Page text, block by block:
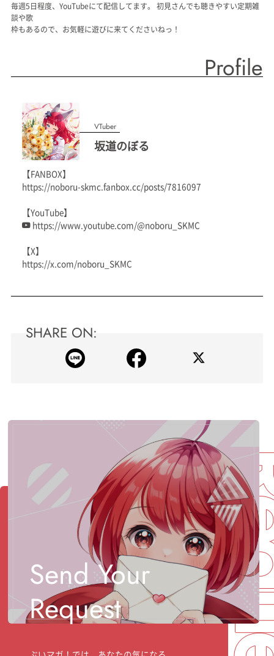
毎週5日程度、YouTubeにて配信してます。 初見さんでも聴きやすい定期雑
談や歌
枠もあるので、お気軽に遊びに来てくださいねっ！
Profile
VTuber
坂道のぼる
【FANBOX】
https://noboru-skmc.fanbox.cc/posts/7816097
【YouTube】
https://www.youtube.com/@noboru_SKMC
【X】
https://x.com/noboru_SKMC
SHARE ON:
Send Your
Request